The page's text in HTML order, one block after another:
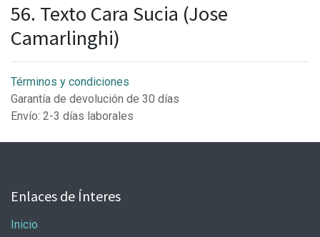
56. Texto Cara Sucia (Jose
Camarlinghi)
Términos y condiciones
Garantía de devolución de 30 días
Envío: 2-3 días laborales
Enlaces de Ínteres
Inicio